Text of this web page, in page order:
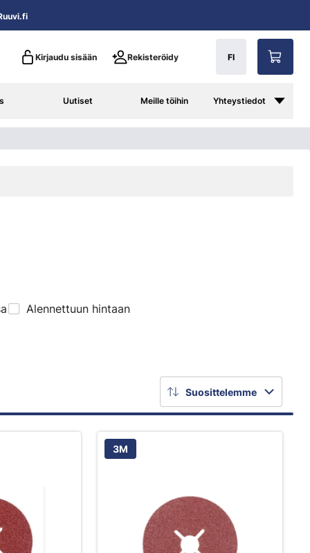
Kirjaudu sisään Rekisteröidy FI
Uutiset Meille töihin Yhteystiedot
Alennettuun hintaan
Suosittelemme
3M